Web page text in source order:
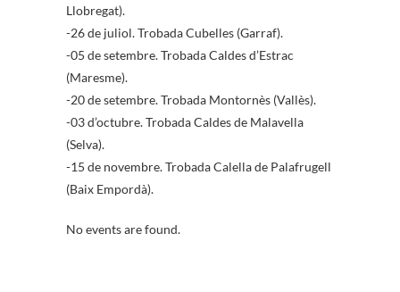
Llobregat).
-26 de juliol. Trobada Cubelles (Garraf).
-05 de setembre. Trobada Caldes d’Estrac
(Maresme).
-20 de setembre. Trobada Montornès (Vallès).
-03 d’octubre. Trobada Caldes de Malavella
(Selva).
-15 de novembre. Trobada Calella de Palafrugell
(Baix Empordà).
No events are found.